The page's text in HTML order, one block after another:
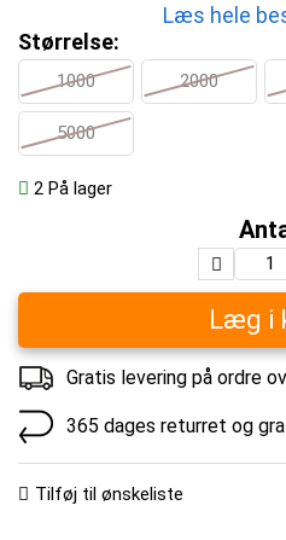
Læs hele
Størrelse:
1000 2000
5000
2 På lager
Læg i
Gratis levering på ordre
365 dages returret og
Tilføj til ønskeliste